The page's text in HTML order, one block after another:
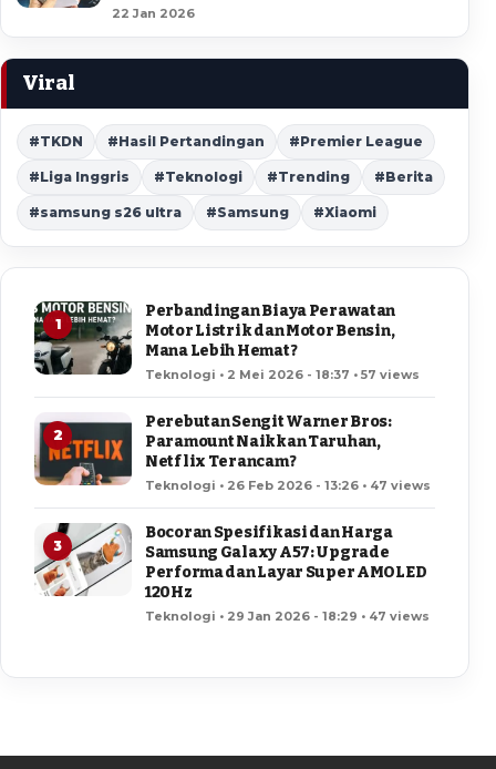
22 Jan 2026
Viral
#TKDN #Hasil Pertandingan #Premier League
#Liga Inggris #Teknologi #Trending #Berita
#samsung s26 ultra #Samsung #Xiaomi
1
Perbandingan Biaya Perawatan
Motor Listrik dan Motor Bensin,
Mana Lebih Hemat?
Teknologi • 2 Mei 2026 - 18:37 • 57 views
2
Perebutan Sengit Warner Bros:
Paramount Naikkan Taruhan,
Netflix Terancam?
Teknologi • 26 Feb 2026 - 13:26 • 47 views
3
Bocoran Spesifikasi dan Harga
Samsung Galaxy A57: Upgrade
Performa dan Layar Super AMOLED
120Hz
Teknologi • 29 Jan 2026 - 18:29 • 47 views